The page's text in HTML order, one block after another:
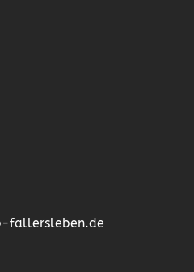
fallersleben.de